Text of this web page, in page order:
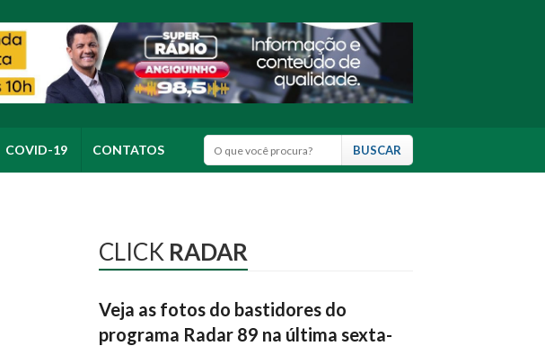
COVID-19 CONTATOS
CLICK RADAR
Veja as fotos do bastidores do
programa Radar 89 na última sexta-